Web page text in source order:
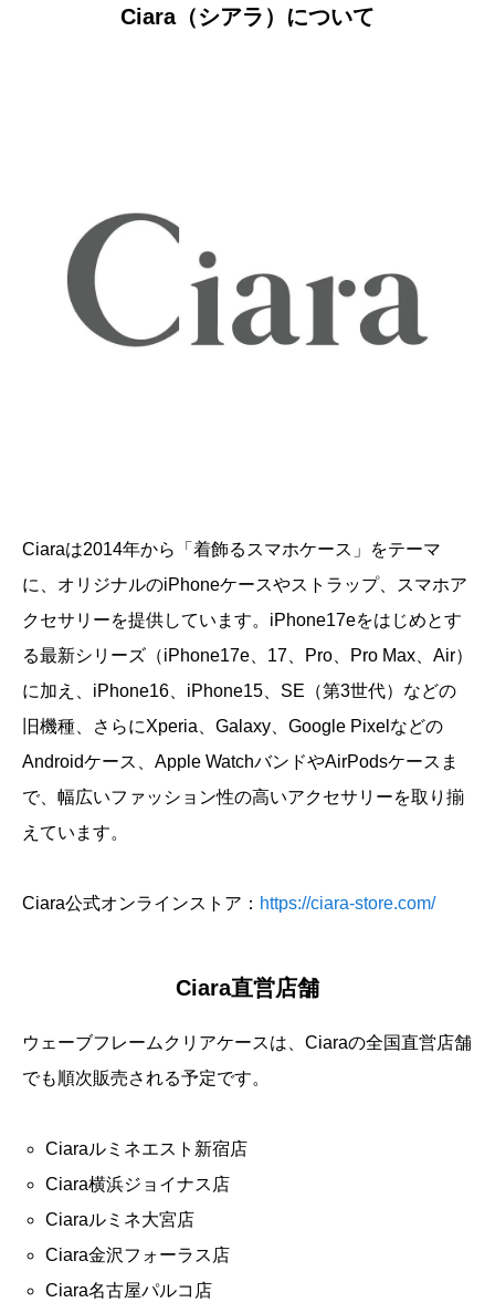
Ciara（シアラ）について
Ciaraは2014年から「着飾るスマホケース」をテーマ
に、オリジナルのiPhoneケースやストラップ、スマホア
クセサリーを提供しています。iPhone17eをはじめとす
る最新シリーズ（iPhone17e、17、Pro、Pro Max、Air）
に加え、iPhone16、iPhone15、SE（第3世代）などの
旧機種、さらにXperia、Galaxy、Google Pixelなどの
Androidケース、Apple WatchバンドやAirPodsケースま
で、幅広いファッション性の高いアクセサリーを取り揃
えています。
Ciara公式オンラインストア： https://ciara-store.com/
Ciara直営店舗
ウェーブフレームクリアケースは、Ciaraの全国直営店舗
でも順次販売される予定です。
Ciaraルミネエスト新宿店
Ciara横浜ジョイナス店
Ciaraルミネ大宮店
Ciara金沢フォーラス店
Ciara名古屋パルコ店